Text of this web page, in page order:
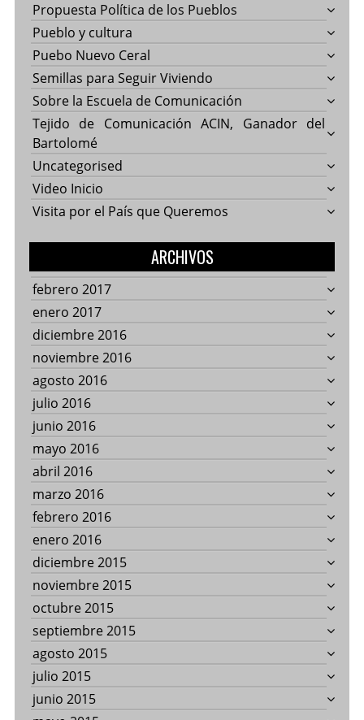
Propuesta Política de los Pueblos
Pueblo y cultura
Puebo Nuevo Ceral
Semillas para Seguir Viviendo
Sobre la Escuela de Comunicación
Tejido de Comunicación ACIN, Ganador del
Bartolomé
Uncategorised
Video Inicio
Visita por el País que Queremos
ARCHIVOS
febrero 2017
enero 2017
diciembre 2016
noviembre 2016
agosto 2016
julio 2016
junio 2016
mayo 2016
abril 2016
marzo 2016
febrero 2016
enero 2016
diciembre 2015
noviembre 2015
octubre 2015
septiembre 2015
agosto 2015
julio 2015
junio 2015